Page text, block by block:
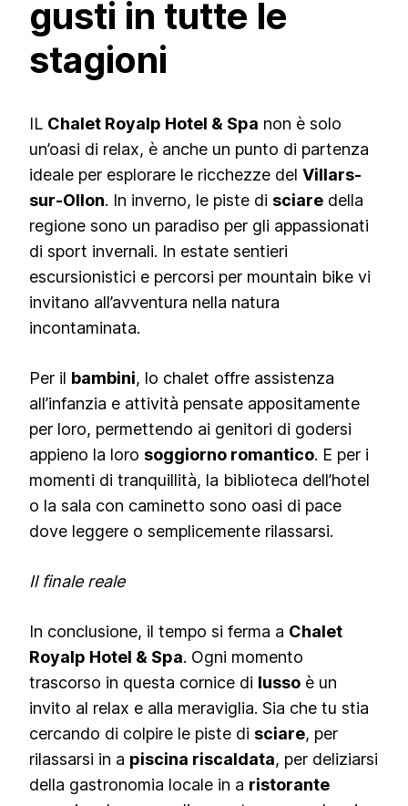
gusti in tutte le
stagioni
IL Chalet Royalp Hotel & Spa non è solo
un’oasi di relax, è anche un punto di partenza
ideale per esplorare le ricchezze del Villars-
sur-Ollon. In inverno, le piste di sciare della
regione sono un paradiso per gli appassionati
di sport invernali. In estate sentieri
escursionistici e percorsi per mountain bike vi
invitano all’avventura nella natura
incontaminata.
Per il bambini, lo chalet offre assistenza
all’infanzia e attività pensate appositamente
per loro, permettendo ai genitori di godersi
appieno la loro soggiorno romantico. E per i
momenti di tranquillità, la biblioteca dell’hotel
o la sala con caminetto sono oasi di pace
dove leggere o semplicemente rilassarsi.
Il finale reale
In conclusione, il tempo si ferma a Chalet
Royalp Hotel & Spa. Ogni momento
trascorso in questa cornice di lusso è un
invito al relax e alla meraviglia. Sia che tu stia
cercando di colpire le piste di sciare, per
rilassarsi in a piscina riscaldata, per deliziarsi
della gastronomia locale in a ristorante